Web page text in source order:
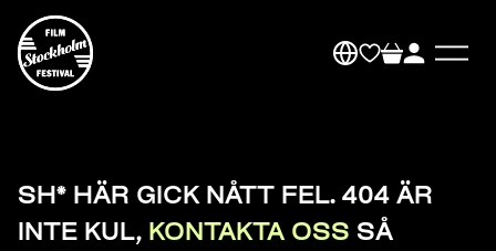
SH* HÄR GICK NÅTT FEL. 404 ÄR
INTE KUL, KONTAKTA OSS SÅ